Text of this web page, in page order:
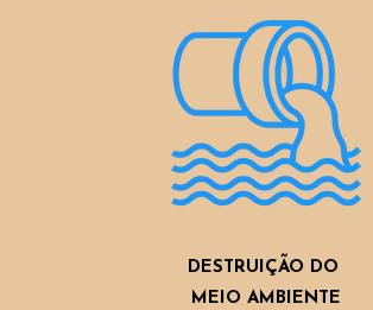
DESTRUIÇÃO DO
MEIO AMBIENTE